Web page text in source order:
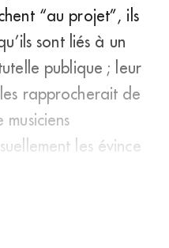
“au projet”, ils
sont liés à un
publique ; leur
rapprocherait de
musiciens
les évince